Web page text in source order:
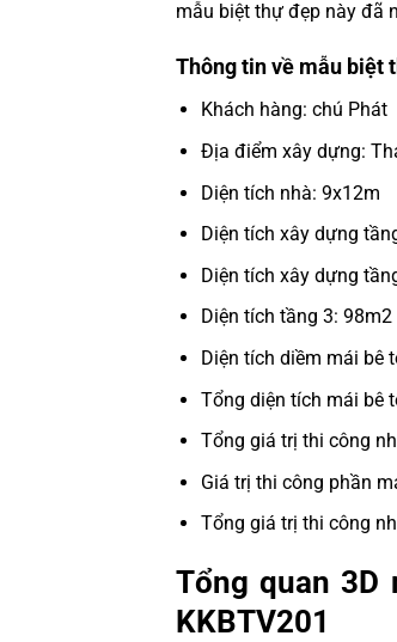
mẫu biệt thự đẹp này đã
Thông tin về mẫu biệt
Khách hàng: chú Phát
Địa điểm xây dựng:
Diện tích nhà: 9x12m
Diện tích xây dựng
Diện tích xây dựng
Diện tích tầng 3: 98m2
Diện tích diềm mái bê
Tổng diện tích mái bê
Tổng giá trị thi công
Giá trị thi công phần
Tổng giá trị thi công
Tổng quan
KKBTV201